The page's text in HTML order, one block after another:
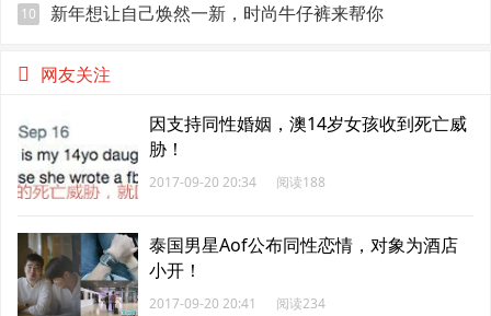
10 新年想让自己焕然一新，时尚牛仔裤来帮你
网友关注
因支持同性婚姻，澳14岁女孩收到死亡威
胁！
2017-09-20 20:34 阅读188
泰国男星Aof公布同性恋情，对象为酒店
小开！
2017-09-20 20:41 阅读234